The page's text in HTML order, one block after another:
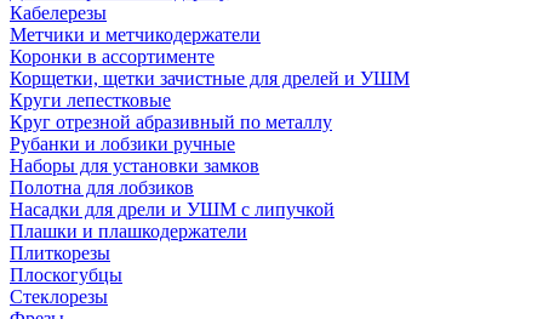
Кабелерезы
Метчики и метчикодержатели
Коронки в ассортименте
Корщетки, щетки зачистные для дрелей и УШМ
Круги лепестковые
Круг отрезной абразивный по металлу
Рубанки и лобзики ручные
Наборы для установки замков
Полотна для лобзиков
Насадки для дрели и УШМ с липучкой
Плашки и плашкодержатели
Плиткорезы
Плоскогубцы
Стеклорезы